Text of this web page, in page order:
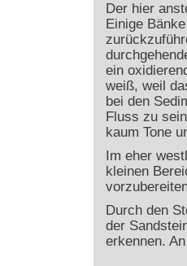
Der hier
Einige
ein
weiß, weil
bei den
Fluss zu
kaum Tone
Im eher
kleinen
Durch den
der
erkennen.